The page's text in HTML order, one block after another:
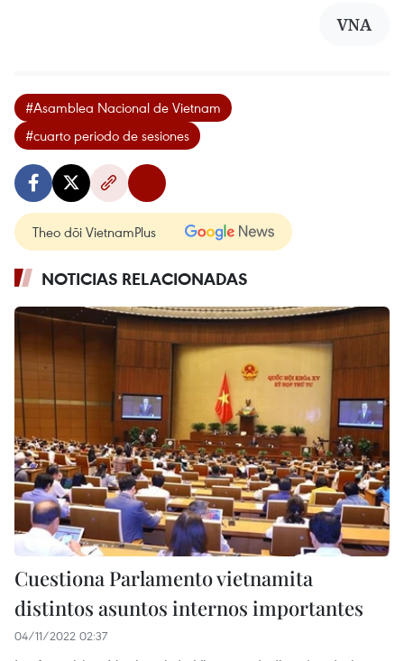
VNA
#Asamblea Nacional de Vietnam
#cuarto periodo de sesiones
Theo dõi VietnamPlus
NOTICIAS RELACIONADAS
Cuestiona Parlamento vietnamita
distintos asuntos internos importantes
04/11/2022 02:37